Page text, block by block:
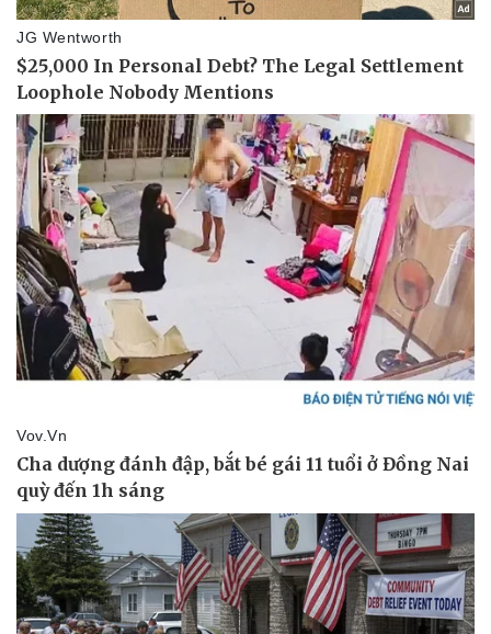
Thể thao
Bóng đá
Lịch thi đấu bóng đá
Thế giới thể thao
eSports
Ô tô - Xe máy
Xe máy
Tư vấn